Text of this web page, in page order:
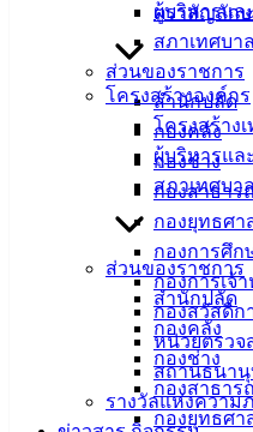
ผู้บริหารแล
สภาเทศบาล
ส่วนของราชการ
สำนักปลัด
กองคลัง
กองช่าง
กองสาธาร
กองยุทธศ
กองการศึก
กองการเจ้
กองสวัสดิก
หน่วยตรวจ
สถานธนานุ
รางวัลแห่งความ
ตราสัญลัก
โครงสร้างองค์กร
โครงสร้าง
ผู้บริหารแล
สภาเทศบาล
ส่วนของราชการ
สำนักปลัด
กองคลัง
กองช่าง
กองสาธา
กองยุทธศ
เมืองอ่าง
ม.3 ต.เสม็ด
อ.เมือง จ.ชลบุรี
142-100-104